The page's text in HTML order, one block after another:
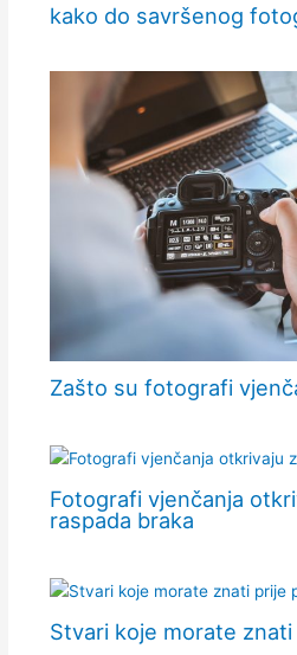
kako do savršenog
Zašto su fotografi
Fotografi vjenčanja
raspada braka
Stvari koje morate